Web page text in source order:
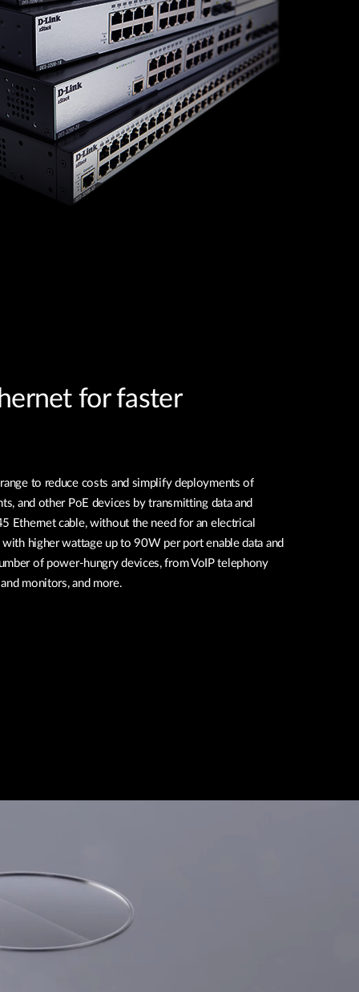
for faster
to reduce costs and simplify deployments of
and other PoE devices by transmitting data and
Ethernet cable, without the need for an electrical
higher wattage up to 90W per port enable data and
of power-hungry devices, from VoIP telephony
monitors, and more.